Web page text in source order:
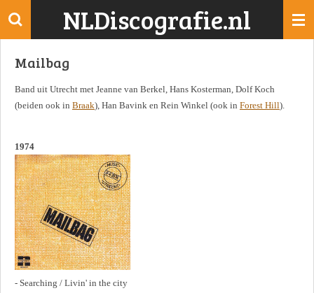
Ga
de
NLDiscografie.nl
Mailbag
Band uit Utrecht met Jeanne van Berkel, Hans Kosterman, Dolf Koch
(beiden ook in Braak), Han Bavink en Rein Winkel (ook in Forest Hill).
1974
- Searching / Livin' in the city